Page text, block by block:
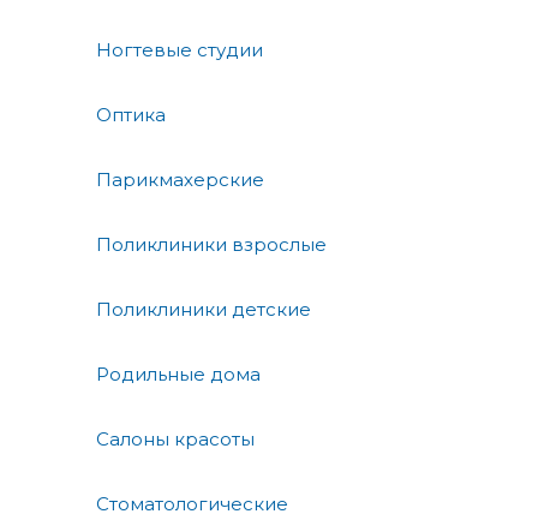
Ногтевые студии
Оптика
Парикмахерские
Поликлиники взрослые
Поликлиники детские
Родильные дома
Салоны красоты
Стоматологические